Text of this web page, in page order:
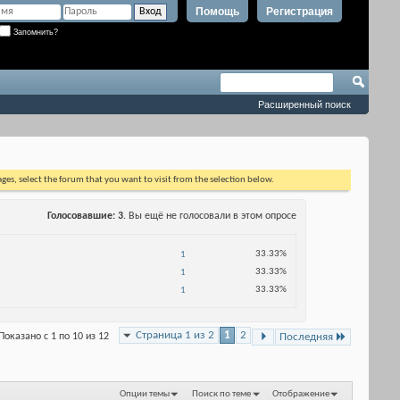
Регистрация
Помощь
Запомнить?
Расширенный поиск
select the forum that you want to visit from the selection below.
Голосовавшие 3. Вы ещё не голосовали в этом опросе
1
33.33%
1
33.33%
1
33.33%
Страница 1 из 2 1 2 Последняя
с 1 по 10 из 12
Опции темы Поиск по теме Отображение